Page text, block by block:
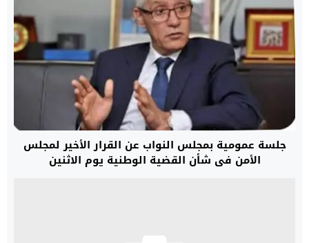
جلسة عمومية بمجلس النواب عن القرار الأخير لمجلس
الأمن في شأن القضية الوطنية يوم الاثنين